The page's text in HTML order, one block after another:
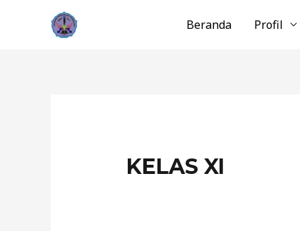
Beranda Profil
KELAS XI